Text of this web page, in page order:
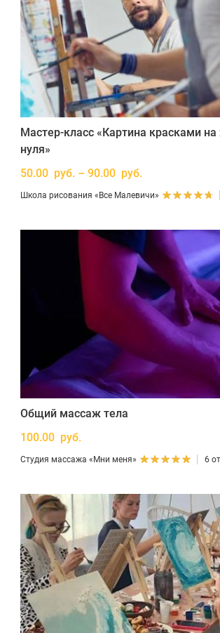
Мастер-класс «Картина красками на
нуля»
50.00 руб. – 90.00 руб.
Школа рисования «Все Малевичи»
Общий массаж тела
100.00 руб.
Студия массажа «Мни меня» 6